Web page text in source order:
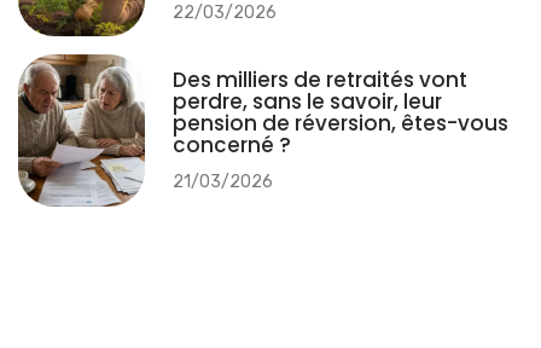
22/03/2026
Des milliers de retraités vont
perdre, sans le savoir, leur
pension de réversion, êtes-vous
concerné ?
21/03/2026